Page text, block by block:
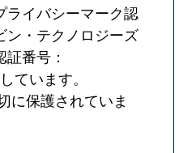
ライバシーマーク認
ン・テクノロジーズ
番号：
ています。
に保護されていま